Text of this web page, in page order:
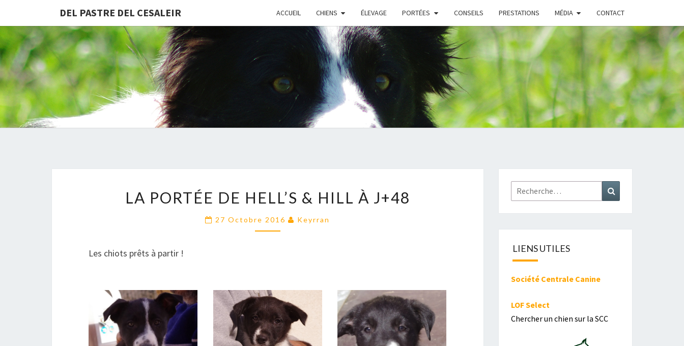
DEL PASTRE DEL CESALEIR ACCUEIL CHIENS ÉLEVAGE PORTÉES CONSEILS PRESTATIONS MÉDIA CONTACT
PORTÉE
DE
HELL’S
J+48
LA PORTÉE DE HELL’S & HILL À J+48
27 Octobre 2016 Keyrran
Les chiots prêts à partir !
Rechercher :
LIENS UTILES
Société Centrale Canine
LOF Select
Chercher un chien sur la SCC